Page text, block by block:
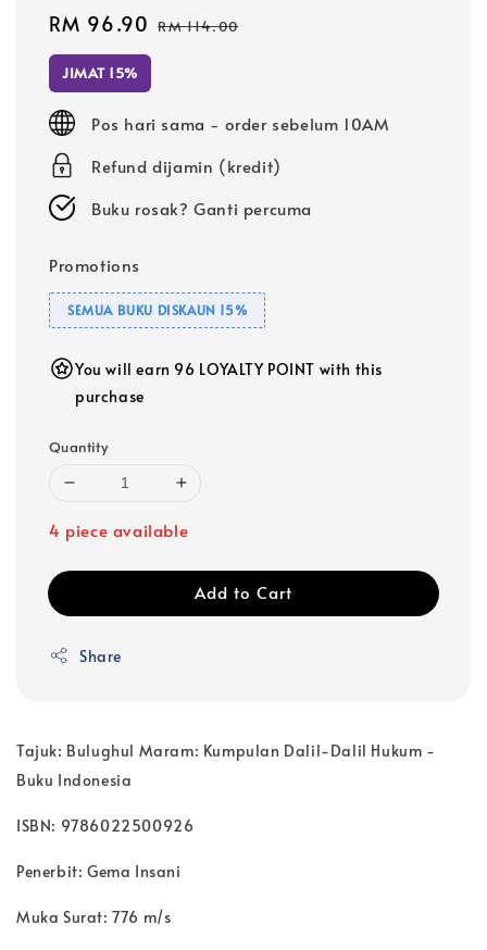
Sale
price
RM 96.90 Regular
RM 114.00
JIMAT 15%
Pos hari sama - order sebelum 10AM
Refund dijamin (kredit)
Buku rosak? Ganti percuma
Promotions
SEMUA BUKU DISKAUN 15%
You will earn 96 LOYALTY POINT with this
purchase
Quantity
4 piece available
Add to Cart
Share
Tajuk: Bulughul Maram: Kumpulan Dalil-Dalil Hukum -
Buku Indonesia
ISBN: 9786022500926
Penerbit: Gema Insani
Muka Surat: 776 m/s